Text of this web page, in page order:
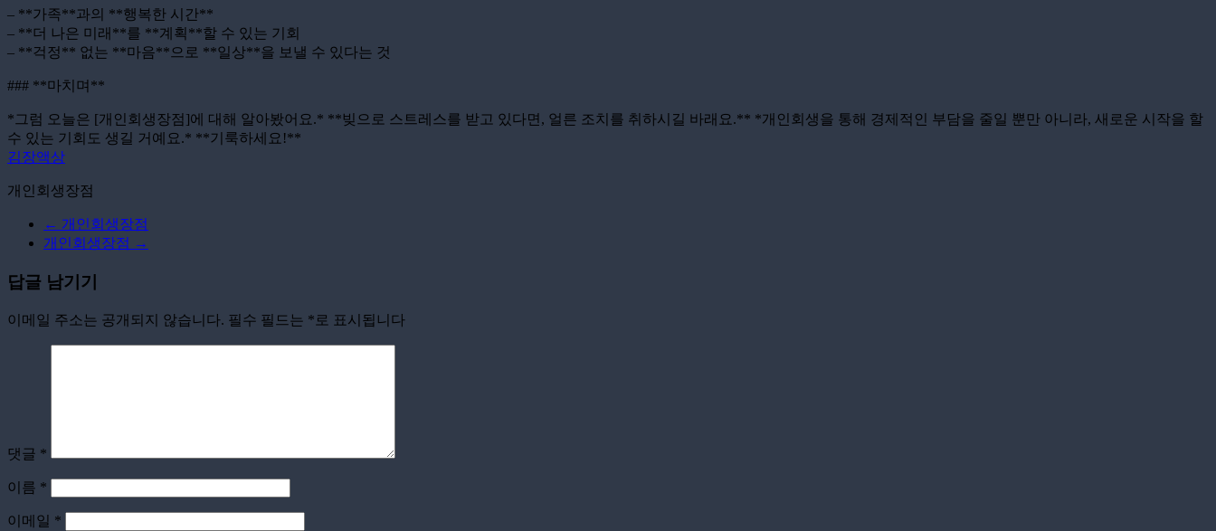
– **가족**과의 **행복한 시간**
– **더 나은 미래**를 **계획**할 수 있는 기회
– **걱정** 없는 **마음**으로 **일상**을 보낼 수 있다는 것
### **마치며**
*그럼 오늘은 [개인회생장점]에 대해 알아봤어요.* **빚으로 스트레스를 받고 있다면, 얼른 조치를 취하시길 바래요.** *개인회생을 통해 경제적인 부담을 줄일 뿐만 아니라, 새로운 시작을 할
수 있는 기회도 생길 거예요.* **기룩하세요!**
김장액상
개인회생장점
← 개인회생장점
개인회생장점 →
답글 남기기
이메일 주소는 공개되지 않습니다. 필수 필드는 * 로 표시됩니다
댓글 *
이름 *
이메일 *